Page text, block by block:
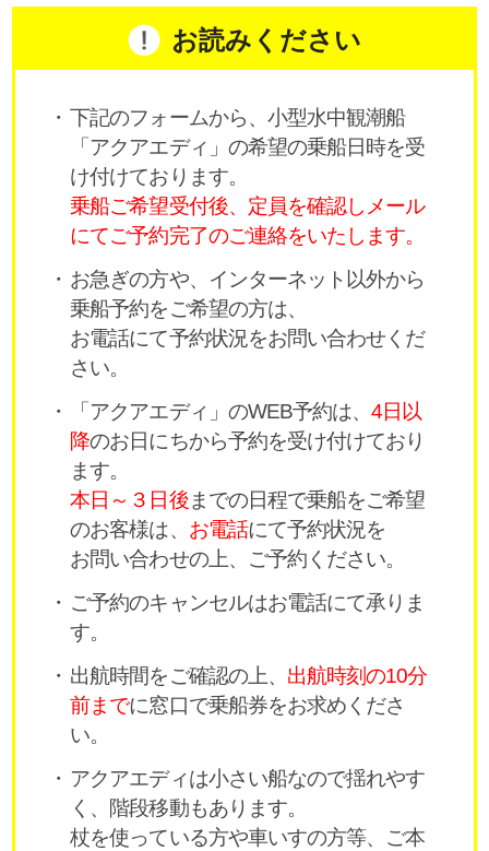
お読みください
下記のフォームから、小型水中観潮船
「アクアエディ」の希望の乗船日時を受
け付けております。
乗船ご希望受付後、定員を確認しメール
にてご予約完了のご連絡をいたします。
お急ぎの方や、インターネット以外から
乗船予約をご希望の方は、
お電話にて予約状況をお問い合わせくだ
さい。
「アクアエディ」のWEB予約は、4日以
降のお日にちから予約を受け付けており
ます。
本日～３日後までの日程で乗船をご希望
のお客様は、 お電話にて予約状況を
お問い合わせの上、ご予約ください。
ご予約のキャンセルはお電話にて承りま
す。
出航時間をご確認の上、 出航時刻の10分
前までに窓口で乗船券をお求めくださ
い。
アクアエディは小さい船なので揺れやす
く、階段移動もあります。
杖を使っている方や車いすの方等、ご本